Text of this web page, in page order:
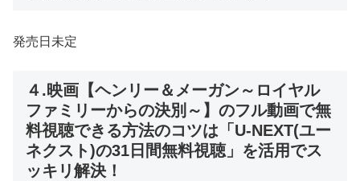
発売日未定
４.映画【ヘンリー＆メーガン～ロイヤル
ファミリーからの決別～】のフル動画で無
料視聴できる方法のコツは「U-NEXT(ユー
ネクスト)の31日間無料視聴」を活用でス
ッキリ解決！